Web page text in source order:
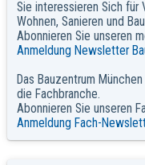
Sie interessieren Sich für
Wohnen, Sanieren und
Abonnieren Sie unseren
Anmeldung Newsletter
Das Bauzentrum
die Fachbranche.
Abonnieren Sie unseren
Anmeldung Fach-